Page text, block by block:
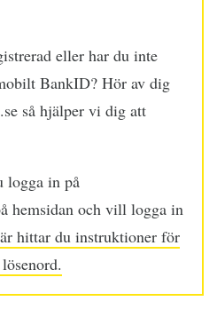
eller har du inte
BankID? Hör av dig
så hjälper vi dig att
logga in på
hemsidan och vill logga in
hittar du instruktioner för